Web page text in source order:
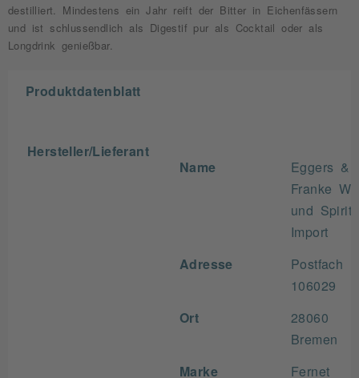
destilliert. Mindestens ein Jahr reift der Bitter in Eichenfässern
und ist schlussendlich als Digestif pur als Cocktail oder als
Longdrink genießbar.
Produktdatenblatt
Hersteller/Lieferant
Name
Eggers &
Franke
und Spirit.
Import
Adresse
Postfach
106029
Ort
28060
Bremen
Marke Fernet